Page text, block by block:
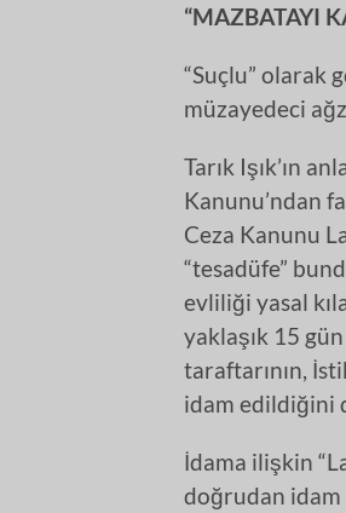
“MAZBATAYI
“Suçlu” olarak
müzayedeci
Tarık Işık’ın
Kanunu’ndan
Ceza Kanunu
“tesadüfe”
evliliği yasal
yaklaşık 15
taraftarının,
idam edildiğini
İdama ilişkin
doğrudan idam